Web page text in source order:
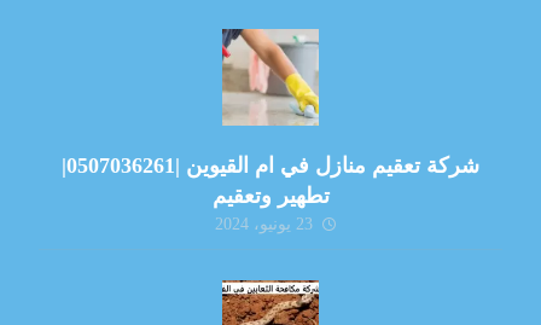
شركة تعقيم منازل في ام القيوين |0507036261|
تطهير وتعقيم
23 يونيو، 2024